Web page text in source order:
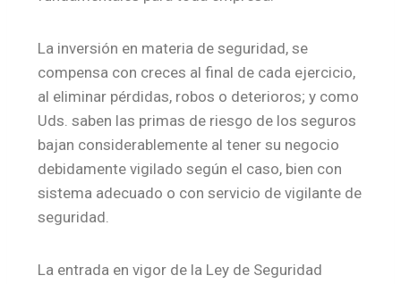
La inversión en materia de seguridad, se
compensa con creces al final de cada ejercicio,
al eliminar pérdidas, robos o deterioros; y como
Uds. saben las primas de riesgo de los seguros
bajan considerablemente al tener su negocio
debidamente vigilado según el caso, bien con
sistema adecuado o con servicio de vigilante de
seguridad.
La entrada en vigor de la Ley de Seguridad